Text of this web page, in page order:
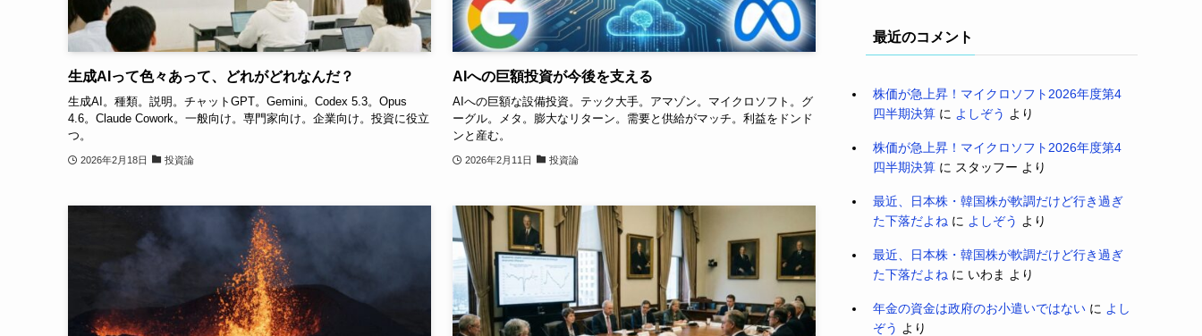
生成AIって色々あって、どれがどれなんだ？
生成AI。種類。説明。チャットGPT。Gemini。Codex 5.3。Opus
4.6。Claude Cowork。一般向け。専門家向け。企業向け。投資に役立
つ。
2026年2月18日 投資論
AIへの巨額投資が今後を支える
AIへの巨額な設備投資。テック大手。アマゾン。マイクロソフト。グ
ーグル。メタ。膨大なリターン。需要と供給がマッチ。利益をドンド
ンと産む。
2026年2月11日 投資論
最近のコメント
株価が急上昇！マイクロソフト2026年度第4
四半期決算 に よしぞう より
株価が急上昇！マイクロソフト2026年度第4
四半期決算 に スタッフー より
最近、日本株・韓国株が軟調だけど行き過ぎ
た下落だよね に よしぞう より
最近、日本株・韓国株が軟調だけど行き過ぎ
た下落だよね に いわま より
年金の資金は政府のお小遣いではない に よし
ぞう より